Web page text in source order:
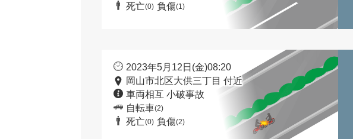
死亡(0) 負傷(1)
2023年5月12日(金)08:20
岡山市北区大供三丁目 付近
車両相互 小破事故
自転車(2)
死亡(0) 負傷(2)